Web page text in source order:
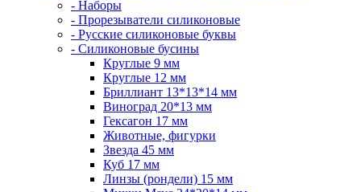
- Наборы
- Прорезыватели силиконовые
- Русские силиконовые буквы
- Силиконовые бусины
Круглые 9 мм
Круглые 12 мм
Бриллиант 13*13*14 мм
Виноград 20*13 мм
Гексагон 17 мм
Животные, фигурки
Звезда 45 мм
Куб 17 мм
Линзы (рондели) 15 мм